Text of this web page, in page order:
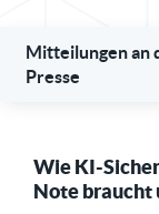
Mitteilungen an
Presse
Wie KI-
Note braucht